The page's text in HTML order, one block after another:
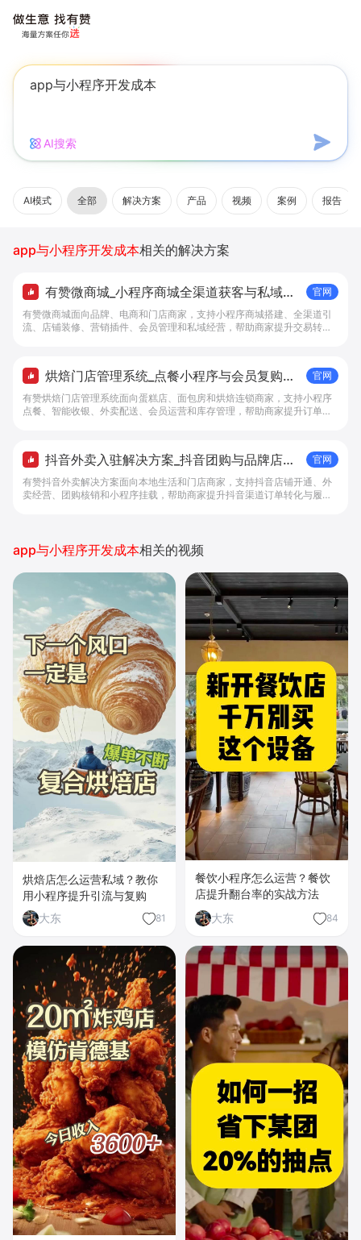
AI搜索
AI模式 全部 解决方案 产品 视频 案例 报告
app与小程序开发成本相关的解决方案
有赞微商城_小程序商城全渠道获客与私域复
购工具 - 做生意, 找有赞
官网
有赞微商城面向品牌、电商和门店商家，支持小程序商城搭建、全渠道引
流、店铺装修、营销插件、会员管理和私域经营，帮助商家提升交易转化
烘焙门店管理系统_点餐小程序与会员复购工
具 - 做生意, 找有赞
官网
有赞烘焙门店管理系统面向蛋糕店、面包房和烘焙连锁商家，支持小程序
点餐、智能收银、外卖配送、会员运营和库存管理，帮助商家提升订单转
抖音外卖入驻解决方案_抖音团购与品牌店铺
经营工具 - 做抖音生意，找有赞
官网
有赞抖音外卖解决方案面向本地生活和门店商家，支持抖音店铺开通、外
卖经营、团购核销和小程序挂载，帮助商家提升抖音渠道订单转化与履约
app与小程序开发成本相关的视频
烘焙店怎么运营私域？教你
用小程序提升引流与复购
大东
81
餐饮小程序怎么运营？餐饮
店提升翻台率的实战方法
大东
84